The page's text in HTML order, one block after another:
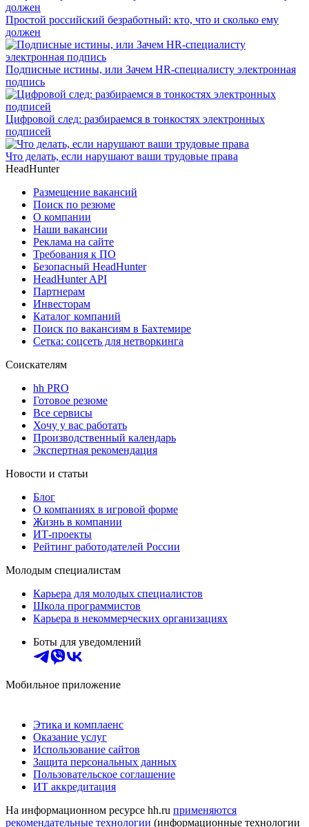
Простой российский безработный: кто, что и сколько ему
должен
Подписные истины, или Зачем HR-специалисту электронная
подпись
Цифровой след: разбираемся в тонкостях электронных
подписей
Что делать, если нарушают ваши трудовые права
HeadHunter
Размещение вакансий
Поиск по резюме
О компании
Наши вакансии
Реклама на сайте
Требования к ПО
Безопасный HeadHunter
HeadHunter API
Партнерам
Инвесторам
Каталог компаний
Поиск по вакансиям в Бахтемире
Сетка: соцсеть для нетворкинга
Соискателям
hh PRO
Готовое резюме
Все сервисы
Хочу у вас работать
Производственный календарь
Экспертная рекомендация
Новости и статьи
Блог
О компаниях в игровой форме
Жизнь в компании
ИТ-проекты
Рейтинг работодателей России
Молодым специалистам
Карьера для молодых специалистов
Школа программистов
Карьера в некоммерческих организациях
Боты для уведомлений
Мобильное приложение
Этика и комплаенс
Оказание услуг
Использование сайтов
Защита персональных данных
Пользовательское соглашение
ИТ аккредитация
На информационном ресурсе hh.ru применяются
рекомендательные технологии (информационные технологии